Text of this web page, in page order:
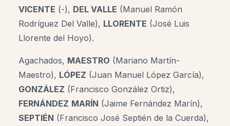
VICENTE (-), DEL VALLE (Manuel Ramón
Rodríguez Del Valle), LLORENTE (José Luis
Llorente del Hoyo).
Agachados, MAESTRO (Mariano Martín-
Maestro), LÓPEZ (Juan Manuel López García),
GONZÁLEZ (Francisco González Ortiz),
FERNÁNDEZ MARÍN (Jaime Fernández Marín),
SEPTIÉN (Francisco José Septién de la Cuerda),